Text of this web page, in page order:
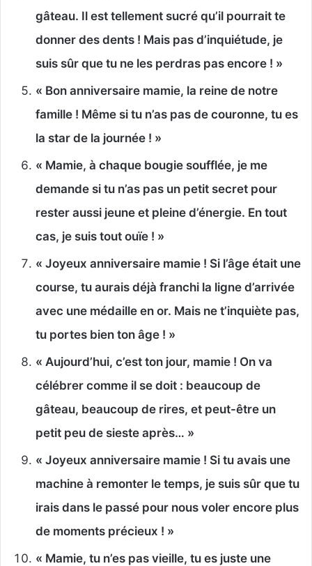
gâteau. Il est tellement sucré qu’il pourrait te
donner des dents ! Mais pas d’inquiétude, je
suis sûr que tu ne les perdras pas encore ! »
« Bon anniversaire mamie, la reine de notre
famille ! Même si tu n’as pas de couronne, tu es
la star de la journée ! »
« Mamie, à chaque bougie soufflée, je me
demande si tu n’as pas un petit secret pour
rester aussi jeune et pleine d’énergie. En tout
cas, je suis tout ouïe ! »
« Joyeux anniversaire mamie ! Si l’âge était une
course, tu aurais déjà franchi la ligne d’arrivée
avec une médaille en or. Mais ne t’inquiète pas,
tu portes bien ton âge ! »
« Aujourd’hui, c’est ton jour, mamie ! On va
célébrer comme il se doit : beaucoup de
gâteau, beaucoup de rires, et peut-être un
petit peu de sieste après… »
« Joyeux anniversaire mamie ! Si tu avais une
machine à remonter le temps, je suis sûr que tu
irais dans le passé pour nous voler encore plus
de moments précieux ! »
« Mamie, tu n’es pas vieille, tu es juste une